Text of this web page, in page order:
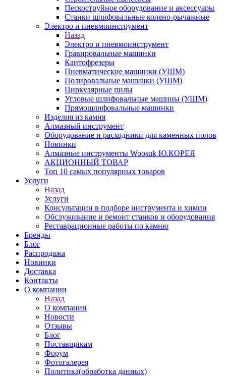
Пескоструйное оборудование и аксессуары
Станки шлифовальные колено-рычажные
Электро и пневмоинструмент
Назад
Электро и пневмоинструмент
Гравировальные машинки
Кантофрезеры
Пневматические машинки (УШМ)
Полировальные машинки (УШМ)
Циркулярные пилы
Угловые шлифовальные машины (УШМ)
Прямошлифовальные машинки
Изделия из камня
Алмазный инструмент
Оборудование и расходники для каменных полов
Новинки
Алмазные инструменты Woosuk Ю.КОРЕЯ
АКЦИОННЫЙ ТОВАР
Топ 10 самых популярных товаров
Услуги
Назад
Услуги
Консультации в подборе инструмента и химии
Обслуживание и ремонт станков и оборудования
Реставрационные работы по камню
Бренды
Блог
Распродажа
Новинки
Доставка
Контакты
О компании
Назад
О компании
Новости
Отзывы
Блог
Поставщикам
Форум
Фотогалерея
Политика(обработка данных)